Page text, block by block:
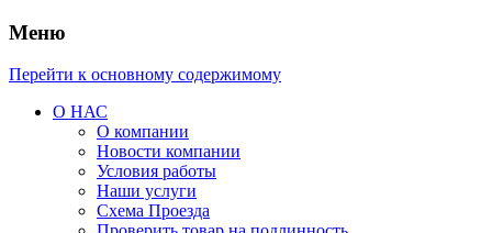
Меню
Перейти к основному содержимому
О НАС
О компании
Новости компании
Условия работы
Наши услуги
Схема Проезда